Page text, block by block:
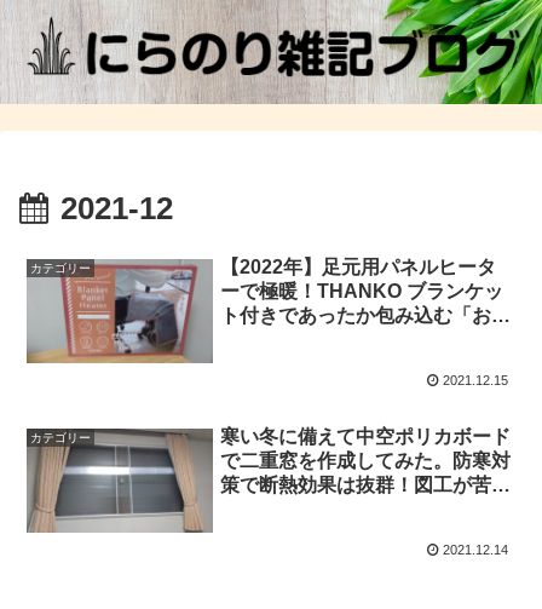
2021-12
カテゴリー
【2022年】足元用パネルヒータ
ーで極暖！THANKO ブランケッ
ト付きであったか包み込む「おひ
2021.12.15
カテゴリー
寒い冬に備えて中空ポリカボード
で二重窓を作成してみた。防寒対
策で断熱効果は抜群！図工が苦手
2021.12.14